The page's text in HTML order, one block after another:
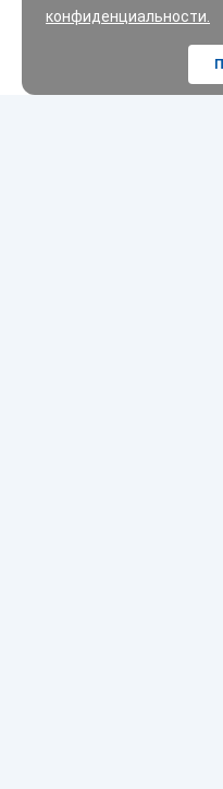
конфиденциальности.